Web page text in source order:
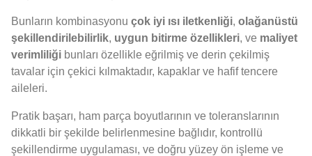
Bunların kombinasyonu çok iyi ısı iletkenliği, olağanüstü
şekillendirilebilirlik, uygun bitirme özellikleri, ve maliyet
verimliliği bunları özellikle eğrilmiş ve derin çekilmiş
tavalar için çekici kılmaktadır, kapaklar ve hafif tencere
aileleri.
Pratik başarı, ham parça boyutlarının ve toleranslarının
dikkatli bir şekilde belirlenmesine bağlıdır, kontrollü
şekillendirme uygulaması, ve doğru yüzey ön işleme ve